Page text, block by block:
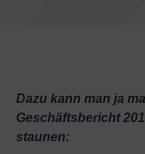
Dazu kann man ja
Geschäftsbericht
staunen: